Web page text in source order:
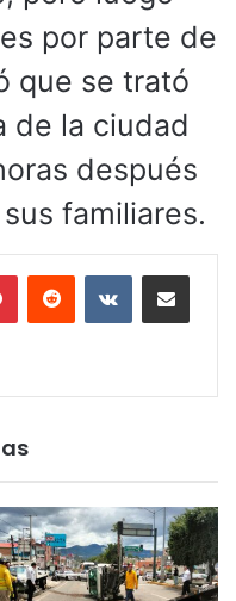
por parte de
que se trató
de la ciudad
después
familiares.
PinterestReddit VKontakteCompartir por